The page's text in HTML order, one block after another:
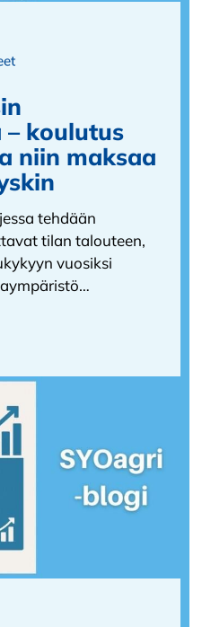
koulutus
niin maksaa
tehdään
tilan talouteen,
vuosiksi